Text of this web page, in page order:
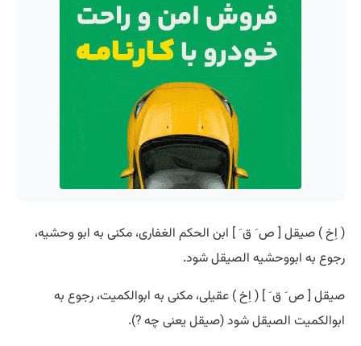
( اِخ ) صیقل [ ص َ ق َ ] ابن الحکم الغفاری، مکنی به ابو وحشیه،
رجوع به ابووحشیه الصیقل شود.
صیقل [ ص َ ق َ ] ( اِخ ) عقیلی، مکنی به ابوالکمیت، رجوع به
ابوالکمیت الصیقل شود (صیقل یعنی چه ?).